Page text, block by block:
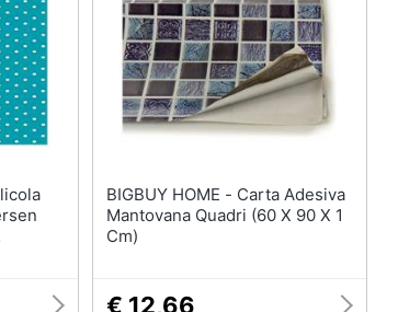
BIGBUY HOME - Carta Adesiva
Mantovana Quadri (60 X 90 X 1
Cm)
€ 12,66